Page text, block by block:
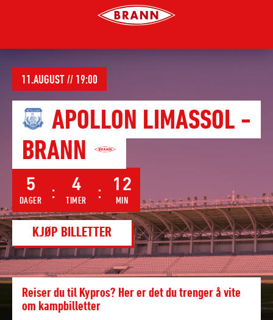
11.AUGUST // 19:00
APOLLON LIMASSOL -
BRANN
5
DAGER
4
TIMER
12
MIN
KJØP BILLETTER
Reiser du til Kypros? Her er det du trenger å vite
om kampbilletter